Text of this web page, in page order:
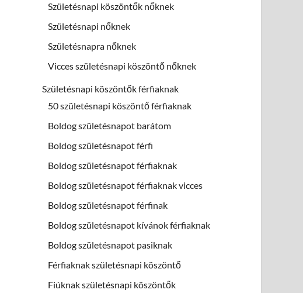
Születésnapi köszöntők nőknek
Születésnapi nőknek
Születésnapra nőknek
Vicces születésnapi köszöntő nőknek
Születésnapi köszöntők férfiaknak
50 születésnapi köszöntő férfiaknak
Boldog születésnapot barátom
Boldog születésnapot férfi
Boldog születésnapot férfiaknak
Boldog születésnapot férfiaknak vicces
Boldog születésnapot férfinak
Boldog születésnapot kívánok férfiaknak
Boldog születésnapot pasiknak
Férfiaknak születésnapi köszöntő
Fiúknak születésnapi köszöntők